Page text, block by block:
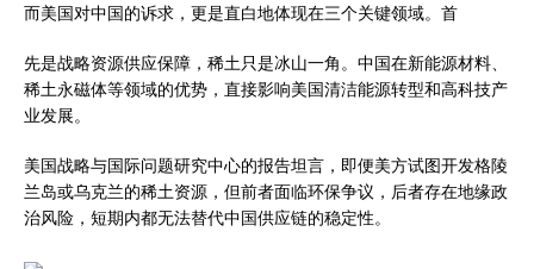
而美国对中国的诉求，更是直白地体现在三个关键领域。首
先是战略资源供应保障，稀土只是冰山一角。中国在新能源材料、
稀土永磁体等领域的优势，直接影响美国清洁能源转型和高科技产
业发展。
美国战略与国际问题研究中心的报告坦言，即便美方试图开发格陵
兰岛或乌克兰的稀土资源，但前者面临环保争议，后者存在地缘政
治风险，短期内都无法替代中国供应链的稳定性。